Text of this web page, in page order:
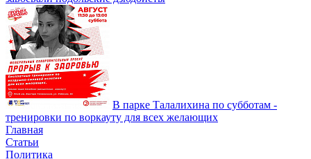
В парке Талалихина по субботам -
тренировки по воркауту для всех желающих
Главная
Статьи
Политика